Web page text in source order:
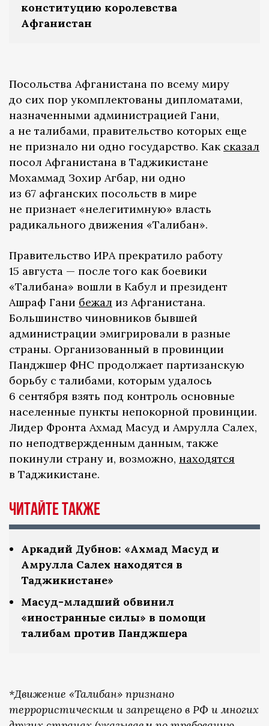
конституцию королевства
Афганистан
Посольства Афганистана по всему миру
до сих пор укомплектованы дипломатами,
назначенными администрацией Гани,
а не талибами, правительство которых еще
не признало ни одно государство. Как сказал
посол Афганистана в Таджикистане
Мохаммад Зохир Агбар, ни одно
из 67 афганских посольств в мире
не признает «нелегитимную» власть
радикального движения «Талибан».
Правительство ИРА прекратило работу
15 августа — после того как боевики
«Талибана» вошли в Кабул и президент
Ашраф Гани бежал из Афганистана.
Большинство чиновников бывшей
администрации эмигрировали в разные
страны. Организованный в провинции
Панджшер ФНС продолжает партизанскую
борьбу с талибами, которым удалось
6 сентября взять под контроль основные
населенные пункты непокорной провинции.
Лидер Фронта Ахмад Масуд и Амрулла Салех,
по неподтвержденным данным, также
покинули страну и, возможно, находятся
в Таджикистане.
Читайте также
Аркадий Дубнов: «Ахмад Масуд и
Амрулла Салех находятся в
Таджикистане»
Масуд-младший обвинил
«иностранные силы» в помощи
талибам против Панджшера
*Движение «Талибан» признано
террористическим и запрещено в РФ и многих